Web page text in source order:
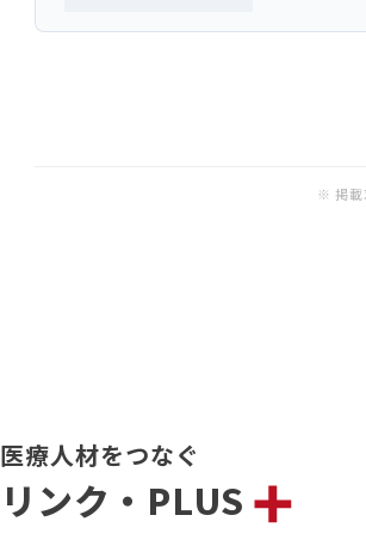
※ 掲載
医療人材をつなぐ
リンク・PLUS